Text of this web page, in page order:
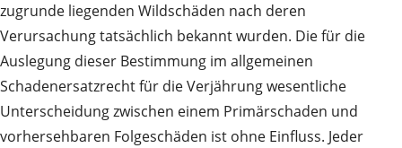
zugrunde liegenden Wildschäden nach deren
Verursachung tatsächlich bekannt wurden. Die für die
Auslegung dieser Bestimmung im allgemeinen
Schadenersatzrecht für die Verjährung wesentliche
Unterscheidung zwischen einem Primärschaden und
vorhersehbaren Folgeschäden ist ohne Einfluss. Jeder